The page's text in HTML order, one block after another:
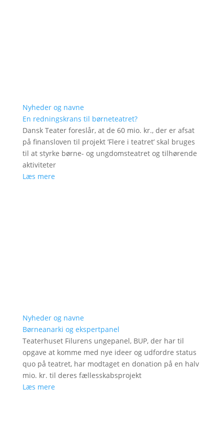
Nyheder og navne
En redningskrans til børneteatret?
Dansk Teater foreslår, at de 60 mio. kr., der er afsat
på finansloven til projekt ’Flere i teatret’ skal bruges
til at styrke børne- og ungdomsteatret og tilhørende
aktiviteter
Læs mere
Nyheder og navne
Børneanarki og ekspertpanel
Teaterhuset Filurens ungepanel, BUP, der har til
opgave at komme med nye ideer og udfordre status
quo på teatret, har modtaget en donation på en halv
mio. kr. til deres fællesskabsprojekt
Læs mere